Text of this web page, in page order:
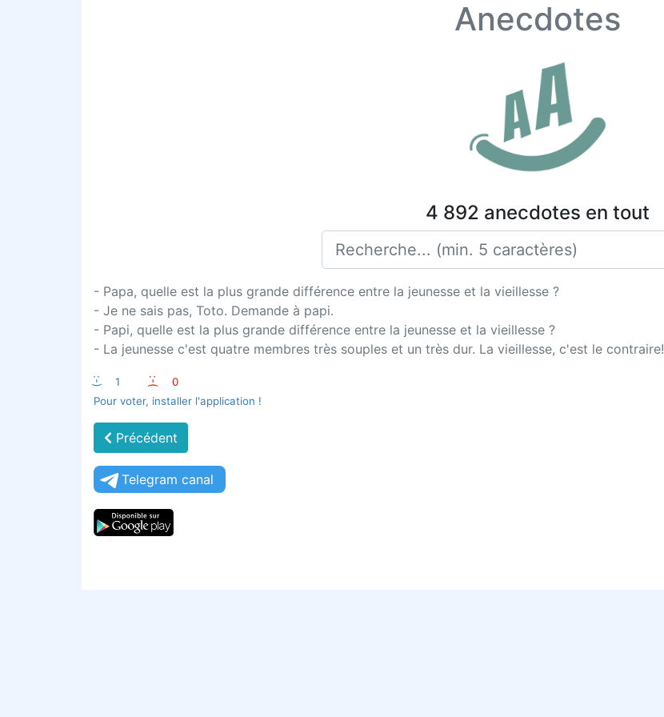
Anecdotes
4 892 anecdotes en tout
- Papa, quelle est la plus grande différence entre la jeunesse et la vieillesse ?
- Je ne sais pas, Toto. Demande à papi.
- Papi, quelle est la plus grande différence entre la jeunesse et la vieillesse ?
- La jeunesse c'est quatre membres très souples et un très dur. La vieillesse, c'est le contraire!
:-) 1 :-(
0
Pour voter, installer l'application !
Précédent
Telegram canal